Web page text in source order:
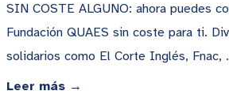
SIN COSTE ALGUNO: ahora puedes
Fundación QUAES sin coste para ti.
solidarios como El Corte Inglés, Fnac,
Leer más →